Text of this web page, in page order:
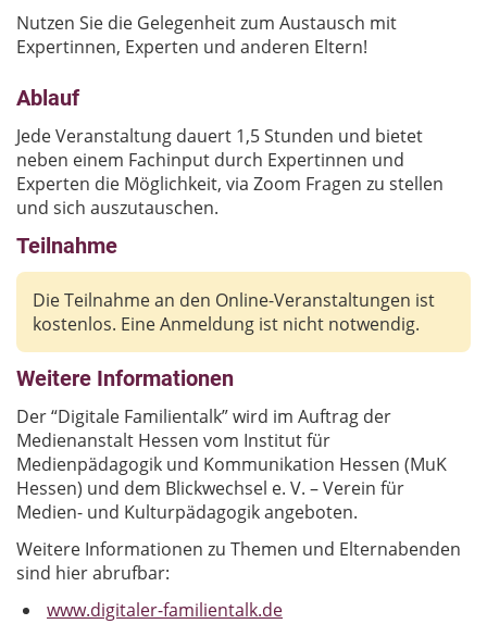
Nutzen Sie die Gelegenheit zum Austausch mit
Expertinnen, Experten und anderen Eltern!
Ablauf
Jede Veranstaltung dauert 1,5 Stunden und bietet
neben einem Fachinput durch Expertinnen und
Experten die Möglichkeit, via Zoom Fragen zu stellen
und sich auszutauschen.
Teilnahme
Die Teilnahme an den Online-Veranstaltungen ist
kostenlos. Eine Anmeldung ist nicht notwendig.
Weitere Informationen
Der “Digitale Familientalk” wird im Auftrag der
Medienanstalt Hessen vom Institut für
Medienpädagogik und Kommunikation Hessen (MuK
Hessen) und dem Blickwechsel e. V. – Verein für
Medien- und Kulturpädagogik angeboten.
Weitere Informationen zu Themen und Elternabenden
sind hier abrufbar:
www.digitaler-familientalk.de